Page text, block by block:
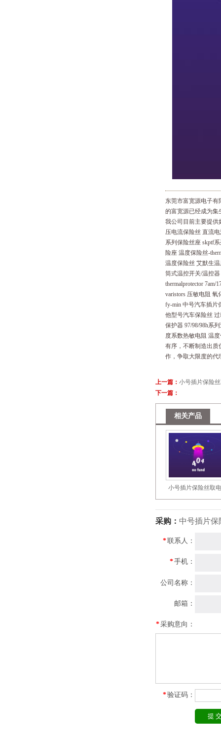
东莞市富宽源电子有
的富宽源已经成为集
我公司目前主要提供
压电流保险丝 直流
系列保险丝座 skptf
险座 温度保险丝-
温度保险丝 艾默生
筒式温控开关/温控
thermalprotector
varistors 压敏电阻
fy-min 中号汽车插片
他型号汽车保险丝 过
保护器 97/98/98h系
度系数热敏电阻 温
有序，不断制造出质
作，争取大限度的代
上一篇： 小号插片保险
下一篇：
相关产品
小号插片保险丝取
采购： 中号插片保
*联系人：
*手机：
公司名称：
邮箱：
*采购意向：
*验证码：